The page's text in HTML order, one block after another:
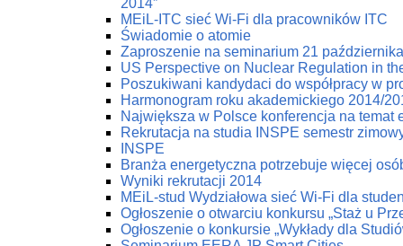
2014”
MEiL-ITC sieć Wi-Fi dla pracowników ITC
Świadomie o atomie
Zaproszenie na seminarium 21 października
US Perspective on Nuclear Regulation in
Poszukiwani kandydaci do współpracy w
Harmonogram roku akademickiego 2014/
Największa w Polsce konferencja na temat
Rekrutacja na studia INSPE semestr
INSPE
Branża energetyczna potrzebuje więcej
Wyniki rekrutacji 2014
MEiL-stud Wydziałowa sieć Wi-Fi dla
Ogłoszenie o otwarciu konkursu „Staż u
Ogłoszenie o konkursie „Wykłady dla